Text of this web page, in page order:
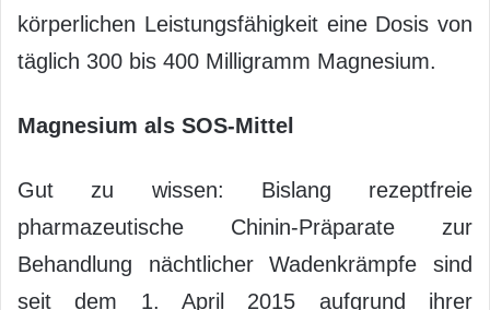
körperlichen Leistungsfähigkeit eine Dosis von
täglich 300 bis 400 Milligramm Magnesium.
Magnesium als SOS-Mittel
Gut zu wissen: Bislang rezeptfreie
pharmazeutische Chinin-Präparate zur
Behandlung nächtlicher Wadenkrämpfe sind
seit dem 1. April 2015 aufgrund ihrer